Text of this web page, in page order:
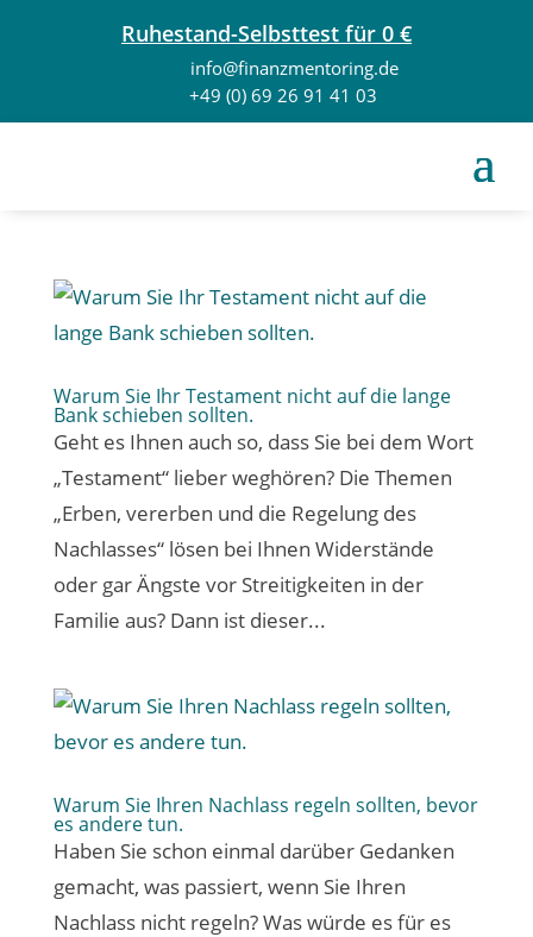
Ruhestand-Selbsttest für 0 €
info@finanzmentoring.de
+49 (0) 69 26 91 41 03
Warum Sie Ihr Testament nicht auf die lange
Bank schieben sollten.
Geht es Ihnen auch so, dass Sie bei dem Wort
„Testament“ lieber weghören? Die Themen
„Erben, vererben und die Regelung des
Nachlasses“ lösen bei Ihnen Widerstände
oder gar Ängste vor Streitigkeiten in der
Familie aus? Dann ist dieser...
Warum Sie Ihren Nachlass regeln sollten, bevor
es andere tun.
Haben Sie schon einmal darüber Gedanken
gemacht, was passiert, wenn Sie Ihren
Nachlass nicht regeln? Was würde es für es